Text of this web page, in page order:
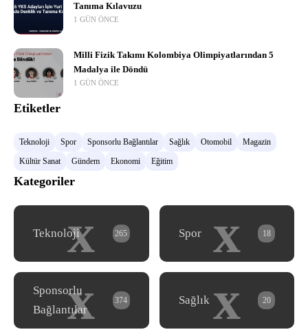
Tanıma Kılavuzu
1 GÜN ÖNCE
Milli Fizik Takımı Kolombiya Olimpiyatlarından 5
Madalya ile Döndü
1 GÜN ÖNCE
Etiketler
Teknoloji Spor Sponsorlu Bağlantılar Sağlık Otomobil
Magazin
Kültür Sanat
Gündem Ekonomi Eğitim
Kategoriler
x
Teknoloji 265 x
Spor 18
x
Sponsorlu
Bağlantılar
374 x
Sağlık 20